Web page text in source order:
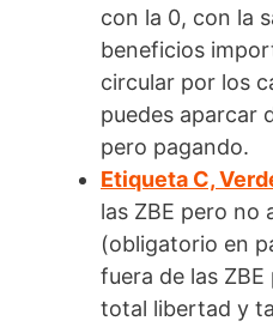
con la 0, con la
beneficios
circular por los
puedes aparcar
pero pagando.
Etiqueta C,
las ZBE pero no
(obligatorio en
fuera de las
total libertad y